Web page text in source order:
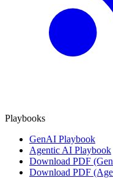
Playbooks
GenAI Playbook
Agentic AI Playbook
Download PDF
Download PDF